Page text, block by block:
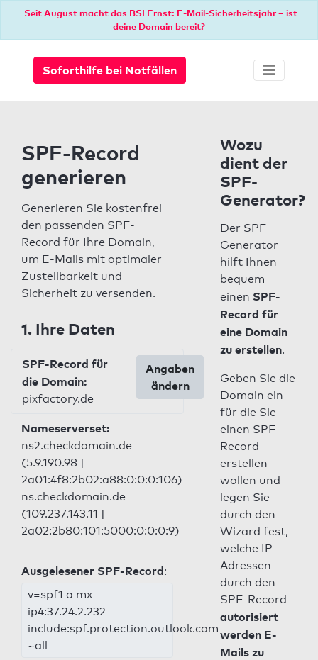
Seit August macht das BSI Ernst: E-Mail-Sicherheitsjahr – ist
deine Domain bereit?
Soforthilfe bei Notfällen
SPF-Record
generieren
Generieren Sie kostenfrei
den passenden SPF-
Record für Ihre Domain,
um E-Mails mit optimaler
Zustellbarkeit und
Sicherheit zu versenden.
1. Ihre Daten
SPF-Record für
die Domain:
pixfactory.de
Angaben
ändern
Nameserverset:
ns2.checkdomain.de
(5.9.190.98 |
2a01:4f8:2b02:a88:0:0:0:106)
ns.checkdomain.de
(109.237.143.11 |
2a02:2b80:101:5000:0:0:0:9)
Ausgelesener SPF-Record:
v=spf1 a mx
ip4:37.24.2.232
include:spf.protection.outlook.com
~all
Wozu
dient der
SPF-
Generator?
Der SPF
Generator
hilft Ihnen
bequem
einen SPF-
Record für
eine Domain
zu erstellen.
Geben Sie die
Domain ein
für die Sie
einen SPF-
Record
erstellen
wollen und
legen Sie
durch den
Wizard fest,
welche IP-
Adressen
durch den
SPF-Record
autorisiert
werden E-
Mails zu